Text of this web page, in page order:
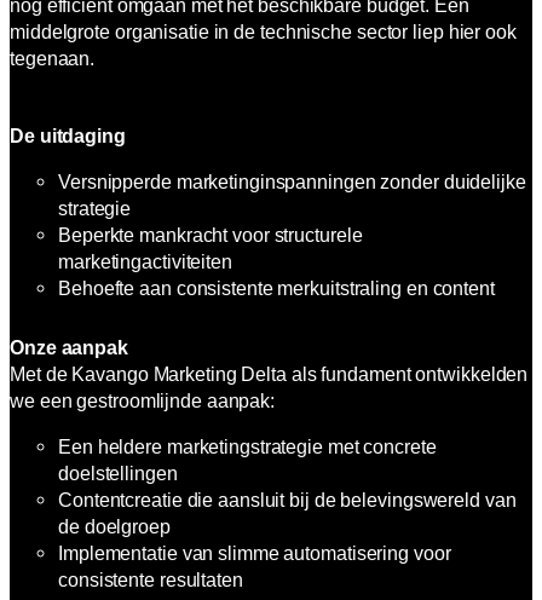
nog efficiënt omgaan met het beschikbare budget. Een
middelgrote organisatie in de technische sector liep hier ook
tegenaan.
De uitdaging
Versnipperde marketinginspanningen zonder duidelijke
strategie
Beperkte mankracht voor structurele
marketingactiviteiten
Behoefte aan consistente merkuitstraling en content
Onze aanpak
Met de Kavango Marketing Delta als fundament ontwikkelden
we een gestroomlijnde aanpak:
Een heldere marketingstrategie met concrete
doelstellingen
Contentcreatie die aansluit bij de belevingswereld van
de doelgroep
Implementatie van slimme automatisering voor
consistente resultaten